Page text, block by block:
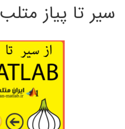
سیر تا پیاز متلب MATLAB